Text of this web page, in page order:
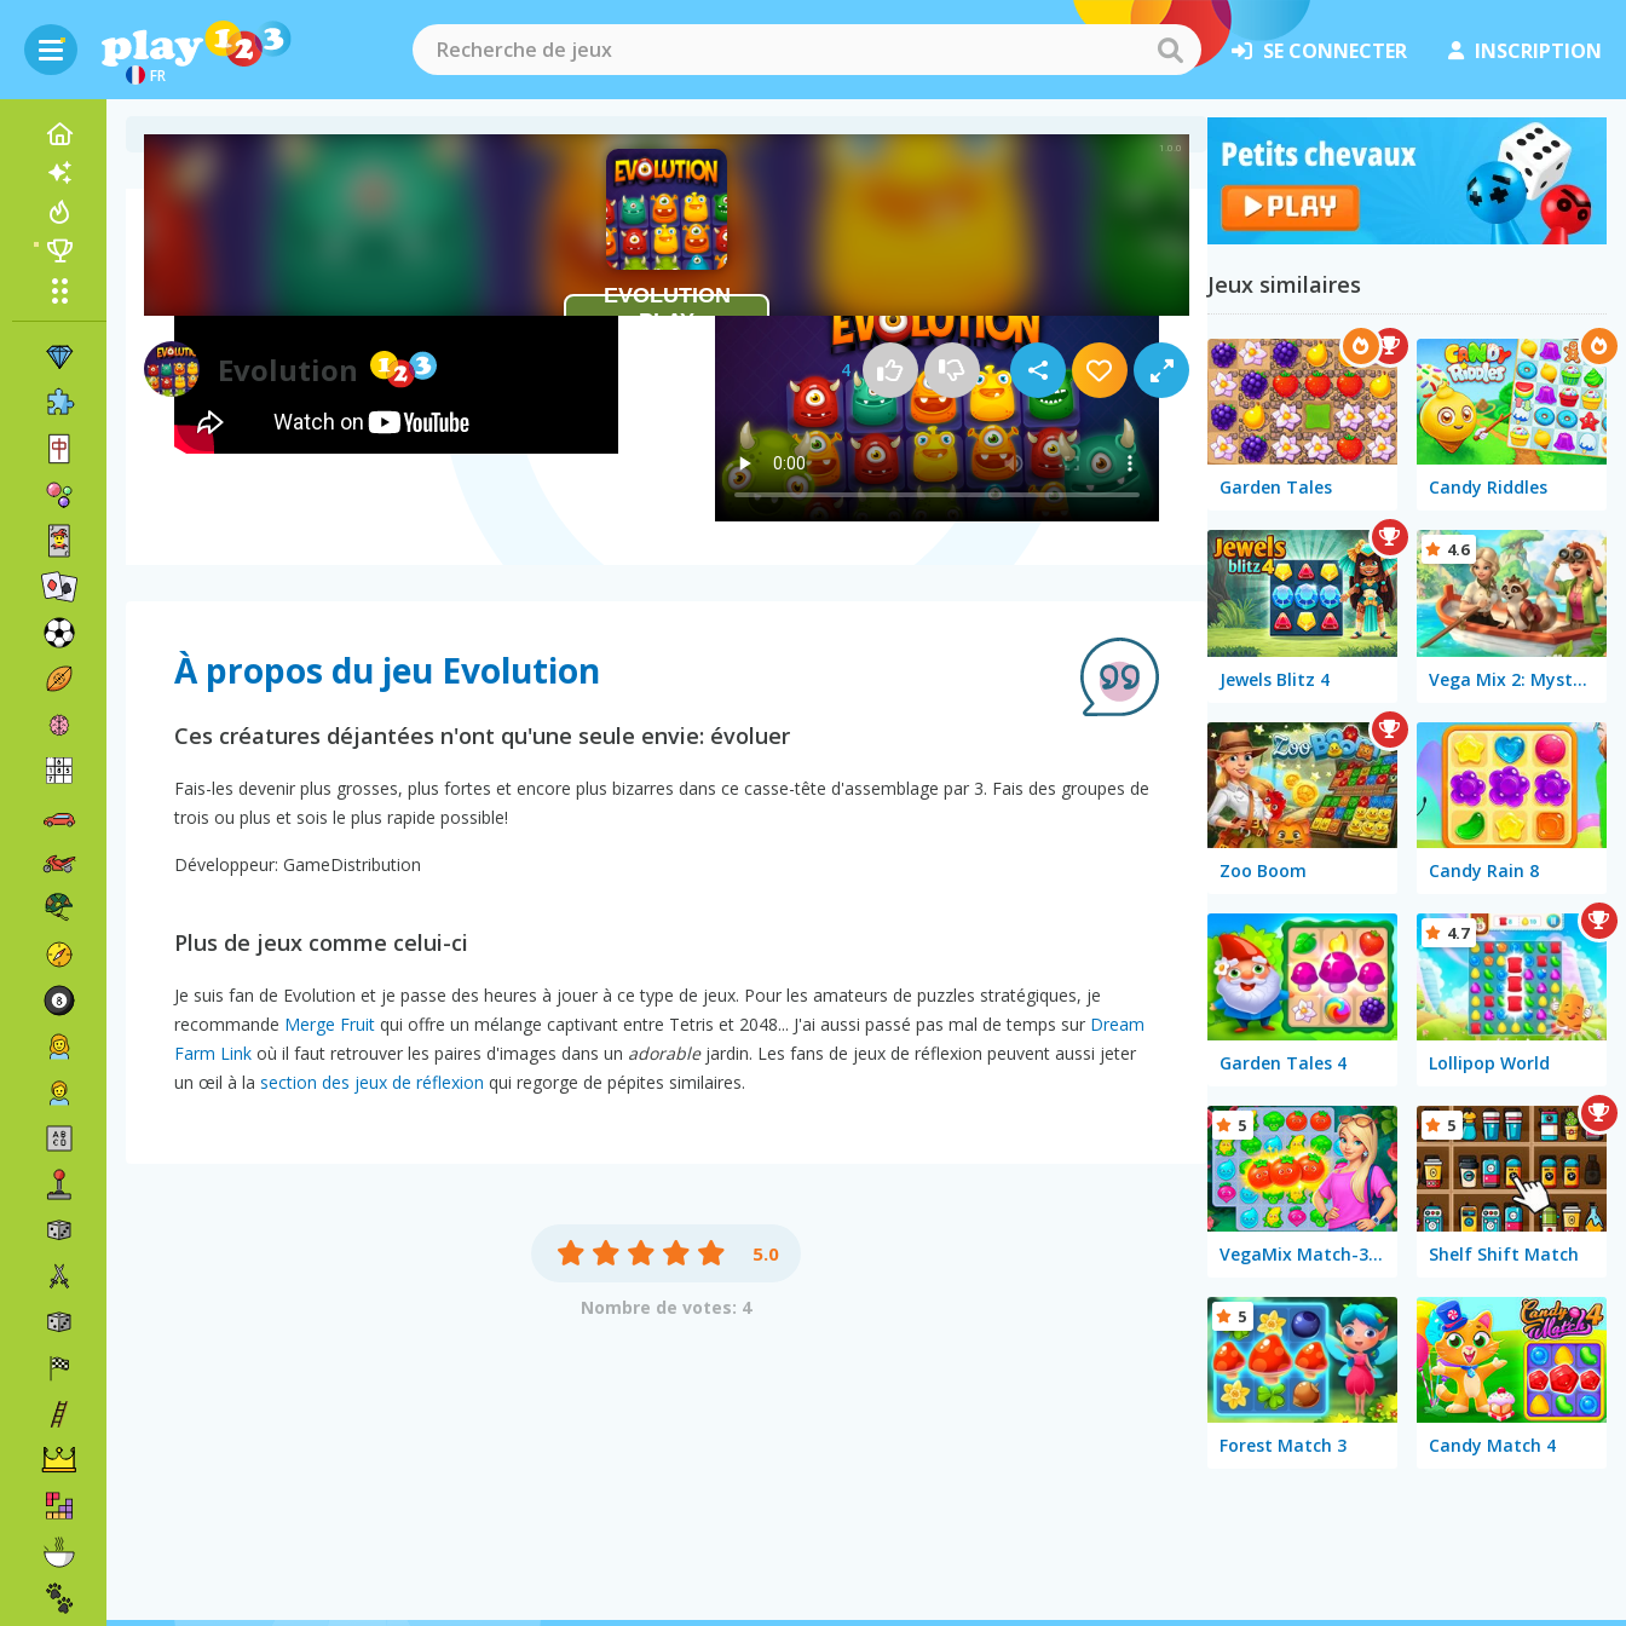
FR
SE CONNECTER INSCRIPTION
Evolution 4
Vidéo de gameplay Comment jouer à Evolution
À propos du jeu Evolution
Ces créatures déjantées n'ont qu'une seule envie: évoluer
Fais-les devenir plus grosses, plus fortes et encore plus bizarres dans ce casse-tête d'assemblage par 3. Fais des groupes de
trois ou plus et sois le plus rapide possible!
Développeur: GameDistribution
Plus de jeux comme celui-ci
Je suis fan de Evolution et je passe des heures à jouer à ce type de jeux. Pour les amateurs de puzzles stratégiques, je
recommande Merge Fruit qui offre un mélange captivant entre Tetris et 2048... J'ai aussi passé pas mal de temps sur Dream
Farm Link où il faut retrouver les paires d'images dans un adorablejardin. Les fans de jeux de réflexion peuvent aussi jeter
un œil à la section des jeux de réflexion qui regorge de pépites similaires.
5.0
Nombre de votes: 4
Jeux similaires
Garden Tales Candy Riddles
Jewels Blitz 4 Vega Mix 2: Mystery of Island
4.6
Zoo Boom Candy Rain 8
Garden Tales 4 Lollipop World
4.7
VegaMix Match-3 Village
5
Shelf Shift Match
5
Forest Match 3
5
Candy Match 4